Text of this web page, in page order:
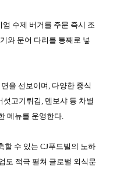
엄 수제 버거를 주문 즉시 조
와 문어 다리를 통째로 넣
을 선보이며, 다양한 중식
섯고기튀김, 멘보샤 등 차별
메뉴를 운영한다.
할 수 있는 CJ푸드빌의 노하
도 적극 펼쳐 글로벌 외식문